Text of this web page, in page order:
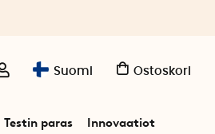
Suomi Ostoskori
Testin paras Innovaatiot